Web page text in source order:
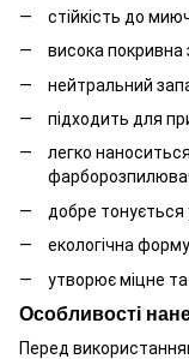
стійкість до
висока покривна
нейтральний
підходить для
легко
добре тонується
екологічна
утворює міцне та
Особливості
Перед